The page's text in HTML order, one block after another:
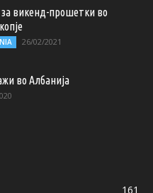
викенд-прошетки во
26/02/2021
во Албанија
161